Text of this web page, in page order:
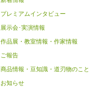
プレミアムインタビュー
展示会･実演情報
作品展・教室情報・作家情報
ご報告
商品情報・豆知識・道刃物のこと
お知らせ